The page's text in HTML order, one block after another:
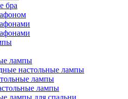
бра
лампы
настольные лампы
лампы
лампы
лампы для спальни